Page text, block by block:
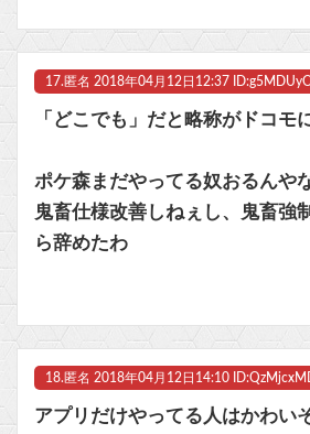
17. 匿名 2018年04月12日12:37
「どこでも」だと略称がドコモ
ポケ森まだやってる奴おるんや
鬼畜仕様改善しねぇし、鬼畜強
ら辞めたわ
18. 匿名 2018年04月12日14:10
アプリだけやってる人はかわい